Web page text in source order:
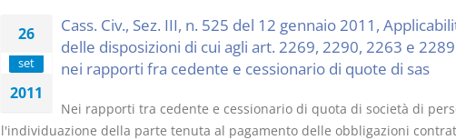
26
set
2011
Cass. Civ., Sez. III, n. 525 del 12 gennaio 2011,
delle disposizioni di cui agli art. 2269, 2290, 2263 e 2289
nei rapporti fra cedente e cessionario di quote di sas
Nei rapporti tra cedente e cessionario di quota di società di
l'individuazione della parte tenuta al pagamento delle obbligazioni